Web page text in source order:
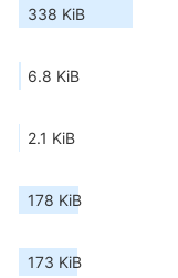
338 KiB
6.8 KiB
2.1 KiB
178 KiB
173 KiB